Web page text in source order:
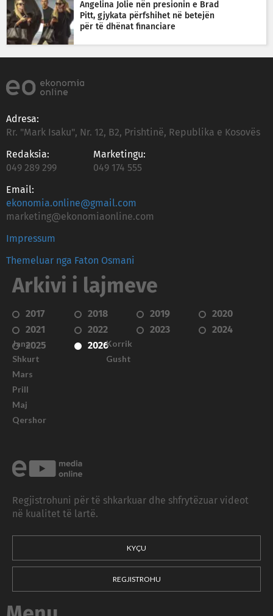
Angelina Jolie nën presionin e Brad
Pitt, gjykata përfshihet në betejën
për të dhënat financiare
Adresa:
Rr. "Mark Isaku", Nr. 12, B2, Prishtinë, Republika e Kosovës
Redaksia:
049 289 299
Marketingu:
049 174 555
Email:
ekonomia.online@gmail.com
marketing@ekonomiaonline.com
Impressum
Themeluar nga Faton Osmani
Arkivi i lajmeve
2017 2018 2019
2020
2021
2022 2023
2024
2025
2026
Janar
Shkurt
Mars
Prill
Maj
Qershor
Korrik
Gusht
Regjistrohuni për të shkarkuar dhe shfrytëzuar videot
në kualitet të lartë.
KYÇU
REGJISTROHU